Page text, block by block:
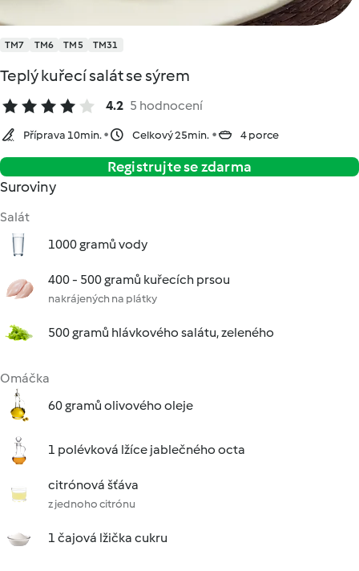
TM7 TM6 TM5 TM31
Teplý kuřecí salát se sýrem
4.2 5 hodnocení
Příprava 10min. Celkový 25min. 4 porce
Registrujte se zdarma
Suroviny
Salát
1000 gramů vody
400 - 500 gramů kuřecích prsou
nakrájených na plátky
500 gramů hlávkového salátu, zeleného
Omáčka
60 gramů olivového oleje
1 polévková lžíce jablečného octa
citrónová šťáva
z jednoho citrónu
1 čajová lžička cukru